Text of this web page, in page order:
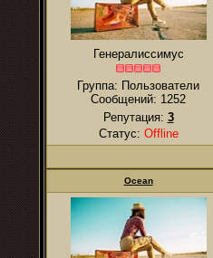
Генералиссимус
Группа: Пользователи
Сообщений: 1252
Репутация: 3
Статус: Offline
Ocean